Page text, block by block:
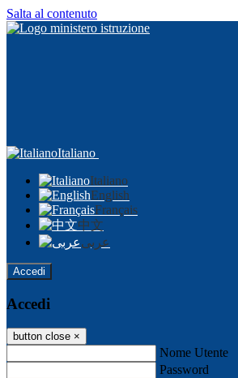
Salta al contenuto
Italiano
Italiano
English
Français
中文
عربى
Accedi
Accedi
button close ×
Nome Utente
Password